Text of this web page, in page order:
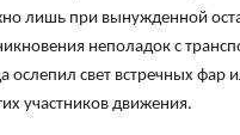
лишь при вынужденной
неполадок с
ослепил свет встречных фар
участников движения.